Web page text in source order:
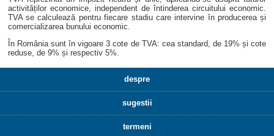
activităților economice, independent de întinderea circuitului economic.
TVA se calculează pentru fiecare stadiu care intervine în producerea și
comercializarea bunului economic.
În România sunt în vigoare 3 cote de TVA: cea standard, de 19% și cote
reduse, de 9% și respectiv 5%.
despre
sugestii
termeni